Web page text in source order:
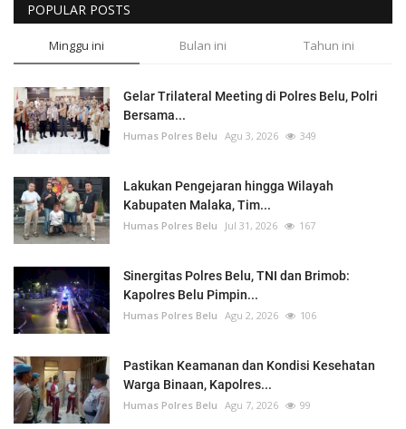
POPULAR POSTS
Minggu ini Bulan ini Tahun ini
Gelar Trilateral Meeting di Polres Belu, Polri
Bersama...
Humas Polres Belu Agu 3, 2026 349
Lakukan Pengejaran hingga Wilayah
Kabupaten Malaka, Tim...
Humas Polres Belu Jul 31, 2026 167
Sinergitas Polres Belu, TNI dan Brimob:
Kapolres Belu Pimpin...
Humas Polres Belu Agu 2, 2026 106
Pastikan Keamanan dan Kondisi Kesehatan
Warga Binaan, Kapolres...
Humas Polres Belu Agu 7, 2026 99